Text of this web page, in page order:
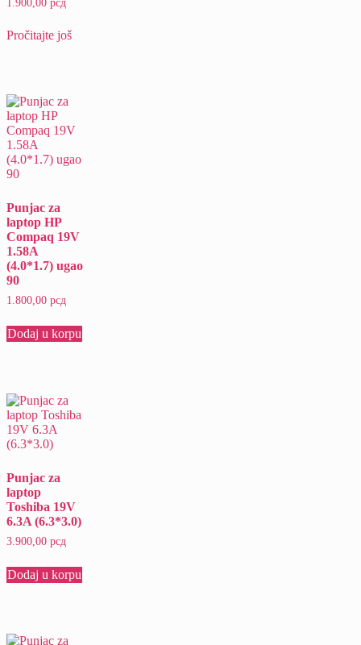
1.900,00 рсд
Pročitajte još
Punjac za
laptop HP
Compaq 19V
1.58A
(4.0*1.7) ugao
90
1.800,00 рсд
Dodaj u korpu
Punjac za
laptop
Toshiba 19V
6.3A (6.3*3.0)
3.900,00 рсд
Dodaj u korpu